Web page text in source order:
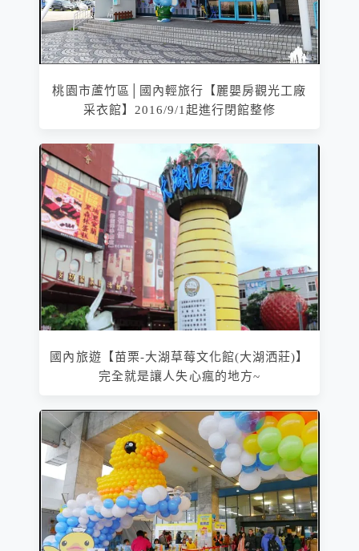
桃園市蘆竹區│國內輕旅行【麗嬰房觀光工廠
采衣館】2016/9/1起進行閉館整修
國內旅遊【苗栗-大湖草莓文化館(大湖洒莊)】
完全就是讓人失心瘋的地方~